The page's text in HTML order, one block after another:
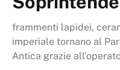
frammenti lapidei,
imperiale tornano al
Antica grazie